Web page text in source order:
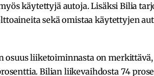
käytettyjä autoja. Lisäksi Bilia
sekä omistaa käytettyjen
osuus liiketoiminnasta on merkittävä,
Bilian liikevaihdosta 74